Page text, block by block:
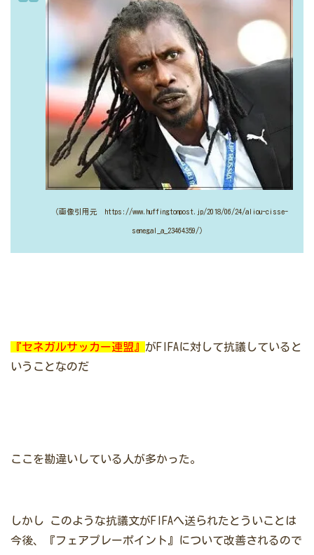
（画像引用元 https://www.huffingtonpost.jp/2018/06/24/aliou-cisse-
senegal_a_23464359/）
『セネガルサッカー連盟』 がFIFAに対して抗議していると
いうことなのだ
ここを勘違いしている人が多かった。
しかし このような抗議文がFIFAへ送られたとういことは
今後、『フェアプレーポイント』について改善されるので